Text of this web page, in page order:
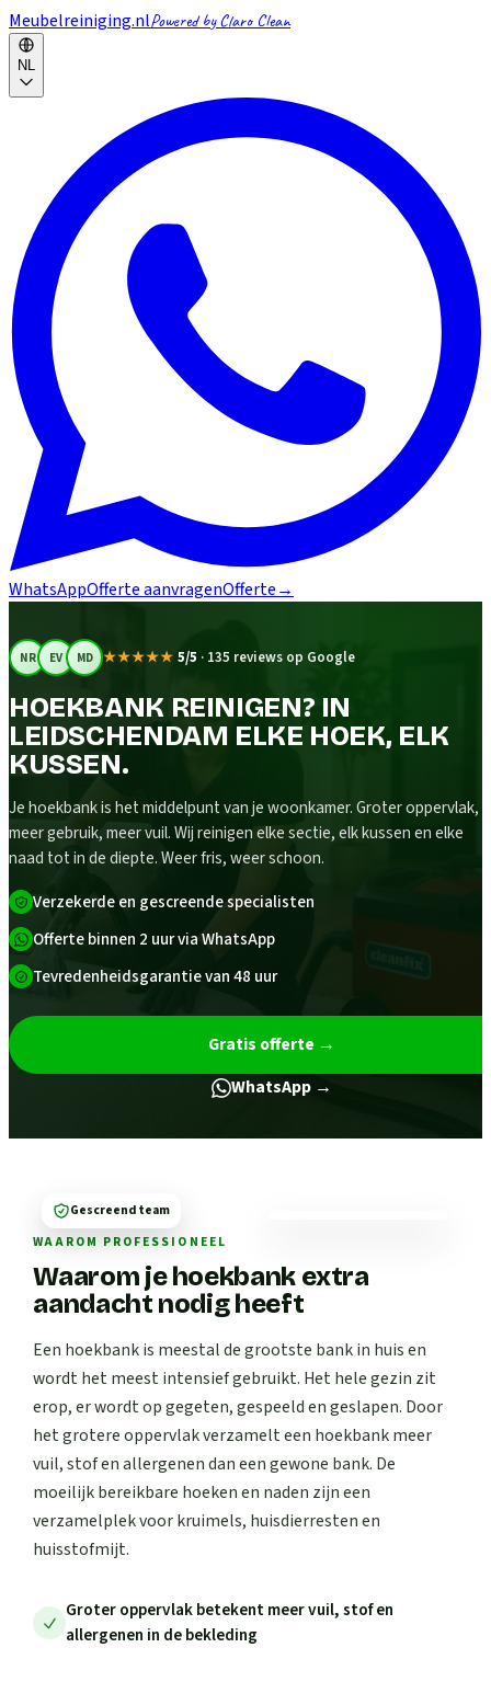
Meubelreiniging.nlPowered by Claro Clean
NL
WhatsAppOfferte aanvragenOfferte→
NR EV MD ★★★★★ 5/5 · 135 reviews op Google
HOEKBANK REINIGEN? IN
LEIDSCHENDAM ELKE HOEK, ELK
KUSSEN.
Je hoekbank is het middelpunt van je woonkamer. Groter oppervlak,
meer gebruik, meer vuil. Wij reinigen elke sectie, elk kussen en elke
naad tot in de diepte. Weer fris, weer schoon.
Verzekerde en gescreende specialisten
Offerte binnen 2 uur via WhatsApp
Tevredenheidsgarantie van 48 uur
Gratis offerte →
WhatsApp →
WAAROM PROFESSIONEEL
Waarom je hoekbank extra
aandacht nodig heeft
Een hoekbank is meestal de grootste bank in huis en
wordt het meest intensief gebruikt. Het hele gezin zit
erop, er wordt op gegeten, gespeeld en geslapen. Door
het grotere oppervlak verzamelt een hoekbank meer
vuil, stof en allergenen dan een gewone bank. De
moeilijk bereikbare hoeken en naden zijn een
verzamelplek voor kruimels, huisdierresten en
huisstofmijt.
Groter oppervlak betekent meer vuil, stof en
allergenen in de bekleding
Gescreend team